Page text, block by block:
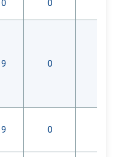
0 0
9 0
9 0